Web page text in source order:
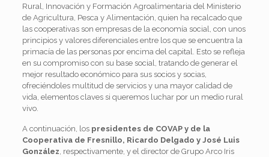
Rural, Innovación y Formación Agroalimentaria del Ministerio
de Agricultura, Pesca y Alimentación, quien ha recalcado que
las cooperativas son empresas de la economía social, con unos
principios y valores diferenciales entre los que se encuentra la
primacía de las personas por encima del capital. Esto se refleja
en su compromiso con su base social, tratando de generar el
mejor resultado económico para sus socios y socias,
ofreciéndoles multitud de servicios y una mayor calidad de
vida, elementos claves si queremos luchar por un medio rural
vivo.
A continuación, los presidentes de COVAP y de la
Cooperativa de Fresnillo, Ricardo Delgado y José Luis
González , respectivamente, y el director de Grupo Arco Iris